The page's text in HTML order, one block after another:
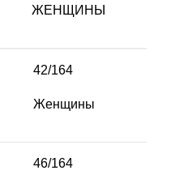
ЖЕНЩИНЫ
42/164
Женщины
46/164